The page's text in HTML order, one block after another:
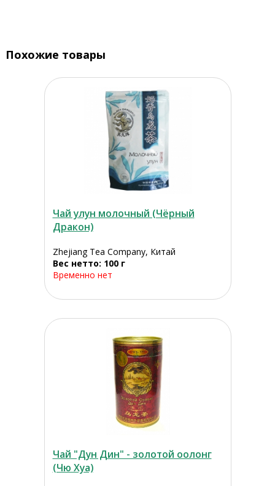
Похожие товары
Чай улун молочный (Чёрный
Дракон)
Zhejiang Tea Company, Китай
Вес нетто: 100 г
Временно нет
Чай "Дун Дин" - золотой оолонг
(Чю Хуа)